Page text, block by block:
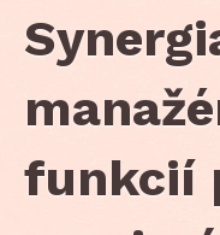
funkcií